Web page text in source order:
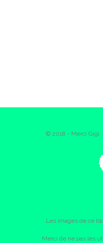
© 2018 - Merci Gigi.
Les images de ce
Merci de ne pas les